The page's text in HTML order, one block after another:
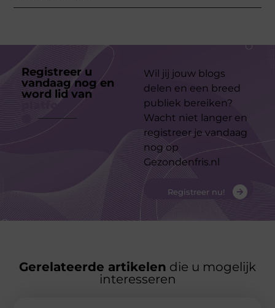
Registreer u
vandaag nog en
word lid van
Wil jij jouw blogs
delen en een breed
publiek bereiken?
Wacht niet langer en
registreer je vandaag
nog op
Gezondenfris.nl
Registreer nu!
Gerelateerde artikelen die u mogelijk
interesseren